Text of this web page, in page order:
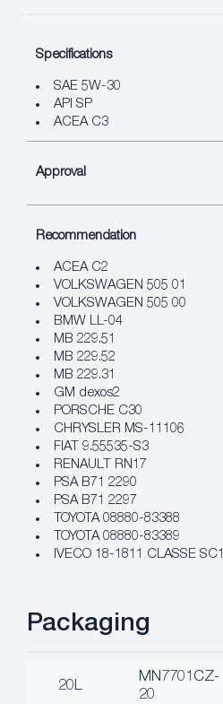
Specifications
SAE 5W-30
API SP
ACEA C3
Approval
Recommendation
ACEA C2
VOLKSWAGEN 505 01
VOLKSWAGEN 505 00
BMW LL-04
MB 229.51
MB 229.52
MB 229.31
GM dexos2
PORSCHE C30
CHRYSLER MS-11106
FIAT 9.55535-S3
RENAULT RN17
PSA B71 2290
PSA B71 2297
TOYOTA 08880-83388
TOYOTA 08880-83389
IVECO 18-1811 CLASSE SC1
Packaging
20L
MN7701CZ-
20